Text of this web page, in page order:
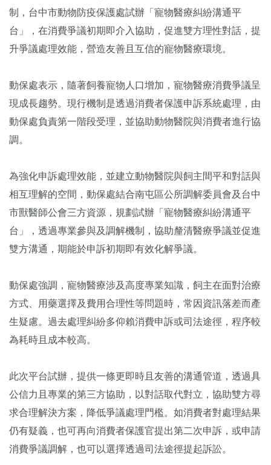
制，台中市動物防疫保護處試辦「寵物醫療糾紛溝通平
台」，在消費爭議初期即介入協助，促進雙方理性對話，提
升爭議處理效能，營造友善且互信的寵物醫療環境。
動保處表示，隨著飼養寵物人口增加，寵物醫療消費爭議呈
現成長趨勢。現行機制是透過消費者保護申訴系統處理，由
動保處負責第一階段受理，並協助動物醫院與消費者進行協
調。
為強化申訴處理效能，並建立動物醫院與飼主間平和對話與
相互理解的空間，動保處結合南屯區公所調解委員會及台中
市獸醫師公會三方資源，規劃試辦「寵物醫療糾紛溝通平
台」，透過專業參與及調解機制，協助釐清醫療爭議並促進
雙方溝通，期能於申訴初期即有效化解爭議。
動保處強調，寵物醫療涉及高度專業知識，飼主在面對治療
方式、用藥選擇及費用合理性等問題時，常因資訊落差而產
生疑慮。過去處理糾紛多仰賴消費申訴或司法途徑，程序較
為耗時且成本較高。
此次平台試辦，提供一條更即時且友善的溝通管道，透過具
公信力且專業的第三方協助，以對話取代對立，協助雙方尋
求合理解決方案，降低爭議處理門檻。如消費者對處理結果
仍有疑義，也可再向消費者保護官提出第二次申訴，或申請
消費爭議調解，也可以選擇透過司法途徑提起訴訟。